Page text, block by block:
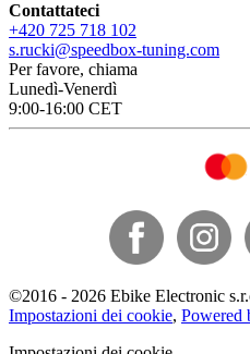
Contattateci
+420 725 718 102
s.rucki@speedbox-tuning.com
Per favore, chiama
Lunedì-Venerdì
9:00-16:00 CET
©2016 - 2026 Ebike Electronic
Impostazioni dei cookie, Powered